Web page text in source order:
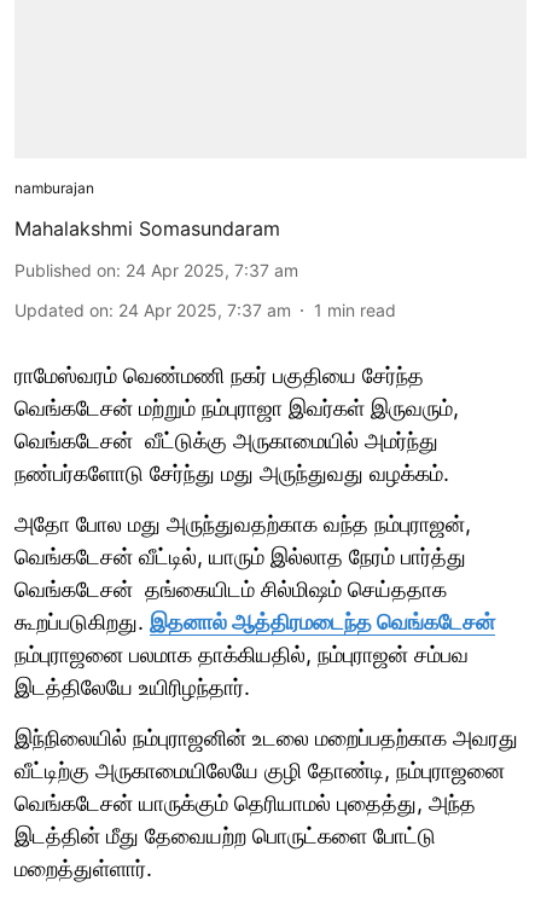
namburajan
Mahalakshmi Somasundaram
Published on: 24 Apr 2025, 7:37 am
Updated on: 24 Apr 2025, 7:37 am 1 min read
ராமேஸ்வரம் வெண்மணி நகர் பகுதியை சேர்ந்த
வெங்கடேசன் மற்றும் நம்புராஜா இவர்கள் இருவரும்,
வெங்கடேசன் வீட்டுக்கு அருகாமையில் அமர்ந்து
நண்பர்களோடு சேர்ந்து மது அருந்துவது வழக்கம்.
அதோ போல மது அருந்துவதற்காக வந்த நம்புராஜன்,
வெங்கடேசன் வீட்டில், யாரும் இல்லாத நேரம் பார்த்து
வெங்கடேசன் தங்கையிடம் சில்மிஷம் செய்ததாக
கூறப்படுகிறது. இதனால் ஆத்திரமடைந்த வெங்கடேசன்
நம்புராஜனை பலமாக தாக்கியதில், நம்புராஜன் சம்பவ
இடத்திலேயே உயிரிழந்தார்.
இந்நிலையில் நம்புராஜனின் உடலை மறைப்பதற்காக அவரது
வீட்டிற்கு அருகாமையிலேயே குழி தோண்டி, நம்புராஜனை
வெங்கடேசன் யாருக்கும் தெரியாமல் புதைத்து, அந்த
இடத்தின் மீது தேவையற்ற பொருட்களை போட்டு
மறைத்துள்ளார்.